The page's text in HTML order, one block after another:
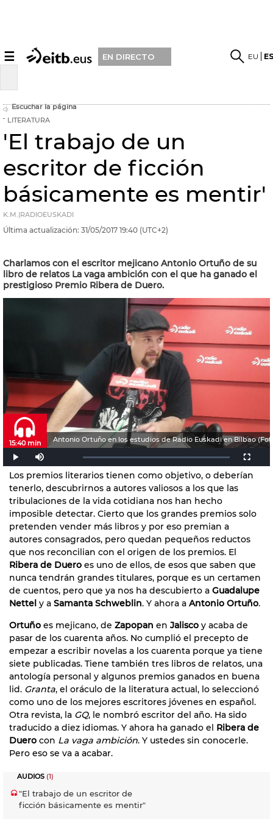
☰ EN DIRECTO EU
Escuchar la página
LITERATURA
'El trabajo de un
escritor de ficción
básicamente es mentir'
K.M.|RADIOEUSKADI
Última actualización: 31/05/2017 19:40 (UTC+2)
Charlamos con el escritor mejicano Antonio Ortuño de su
libro de relatos La vaga ambición con el que ha ganado el
prestigioso Premio Ribera de Duero.
Antonio Ortuño en los estudios de Radio Euskadi en Bilbao
15:40 min
Los premios literarios tienen como objetivo, o deberían
tenerlo, descubrirnos a autores valiosos a los que las
tribulaciones de la vida cotidiana nos han hecho
imposible detectar. Cierto que los grandes premios solo
pretenden vender más libros y por eso premian a
autores consagrados, pero quedan pequeños reductos
que nos reconcilian con el origen de los premios. El
Ribera de Duero es uno de ellos, de esos que saben que
nunca tendrán grandes titulares, porque es un certamen
de cuentos, pero que ya nos ha descubierto a Guadalupe
Nettel y a Samanta Schweblin. Y ahora a Antonio Ortuño.
Ortuño es mejicano, de Zapopan en Jalisco y acaba de
pasar de los cuarenta años. No cumplió el precepto de
empezar a escribir novelas a los cuarenta porque ya tiene
siete publicadas. Tiene también tres libros de relatos, una
antología personal y algunos premios ganados en buena
lid. Granta, el oráculo de la literatura actual, lo seleccionó
como uno de los mejores escritores jóvenes en español.
Otra revista, la GQ, le nombró escritor del año. Ha sido
traducido a diez idiomas. Y ahora ha ganado el Ribera de
Duero con La vaga ambición. Y ustedes sin conocerle.
Pero eso se va a acabar.
AUDIOS (1)
"El trabajo de un escritor de
ficción básicamente es mentir"